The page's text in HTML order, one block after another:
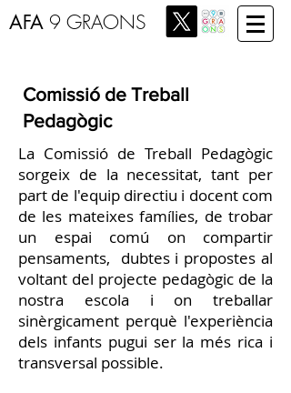
AFA 9 GRAONS
Comissió de Treball
Pedagògic
La Comissió de Treball Pedagògic
sorgeix de la necessitat, tant per
part de l'equip directiu i docent com
de les mateixes famílies, de trobar
un espai comú on compartir
pensaments, dubtes i propostes al
voltant del projecte pedagògic de la
nostra escola i on treballar
sinèrgicament perquè l'experiència
dels infants pugui ser la més rica i
transversal possible.